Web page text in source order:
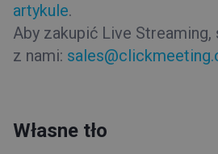
artykule.
Aby zakupić Live
z nami:
Własne tło